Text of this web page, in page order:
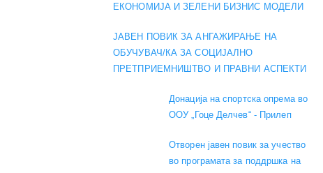
ЕКОНОМИЈА И ЗЕЛЕНИ БИЗНИС МОДЕЛИ
ЈАВЕН ПОВИК ЗА АНГАЖИРАЊЕ НА
ОБУЧУВАЧ/КА ЗА СОЦИЈАЛНО
ПРЕТПРИЕМНИШТВО И ПРАВНИ АСПЕКТИ
Донација на спортска опрема во
ООУ „Гоце Делчев“ - Прилеп
Отворен јавен повик за учество
во програмата за поддршка на